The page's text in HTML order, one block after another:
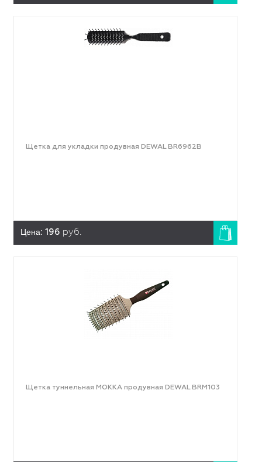
Щетка для укладки продувная DEWAL BR6962B
Цена: 196 руб.
Щетка туннельная MOKKA продувная DEWAL BRM103